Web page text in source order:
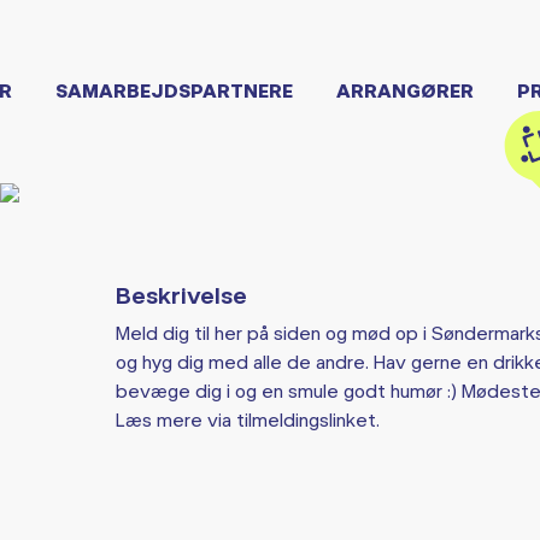
SAMARBEJDSPARTNERE ARRANGØRER
Beskrivelse
Meld dig til her på siden og mød op i
og hyg dig med alle de andre. Hav gerne en
bevæge dig i og en smule godt humør :)
Læs mere via tilmeldingslinket.